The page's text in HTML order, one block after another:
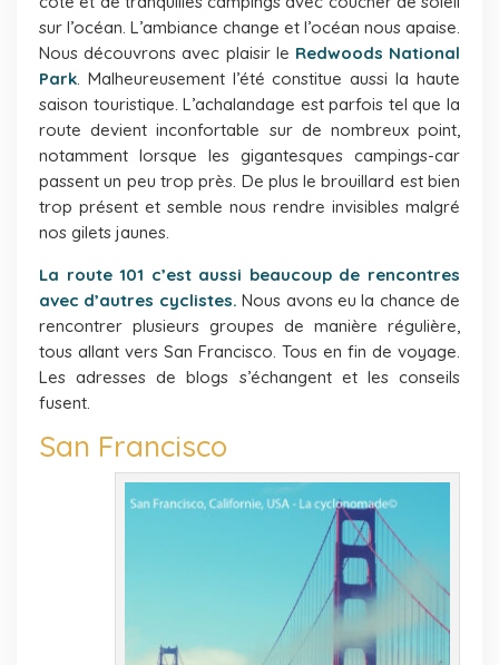
sur l’océan. L’ambiance change et l’océan nous apaise.
Nous découvrons avec plaisir le Redwoods National
Park. Malheureusement l’été constitue aussi la haute
saison touristique. L’achalandage est parfois tel que la
route devient inconfortable sur de nombreux point,
notamment lorsque les gigantesques campings-car
passent un peu trop près. De plus le brouillard est bien
trop présent et semble nous rendre invisibles malgré
nos gilets jaunes.
La route 101 c’est aussi beaucoup de rencontres
avec d’autres cyclistes. Nous avons eu la chance de
rencontrer plusieurs groupes de manière régulière,
tous allant vers San Francisco. Tous en fin de voyage.
Les adresses de blogs s’échangent et les conseils
fusent.
San Francisco